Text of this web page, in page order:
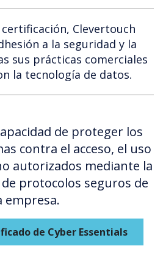
Clevertouch
a la seguridad y la
sus prácticas comerciales
la tecnología de datos.
de proteger los
contra el acceso, el uso
autorizados mediante la
protocolos seguros de
empresa.
de Cyber Essentials